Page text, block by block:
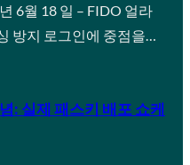
6월 18 일 – FIDO 얼라
방지 로그인에 중점을…
: 실제 패스키 배포 쇼케